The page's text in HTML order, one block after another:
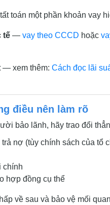
toán một phần khoản vay
tế — vay theo CCCD hoặc
— xem thêm: Cách đọc lãi
điều nên làm rõ
bảo lãnh, hãy trao đổi
nợ (tùy chính sách của tổ
chính
hợp đồng cụ thể
về sau và bảo vệ mối